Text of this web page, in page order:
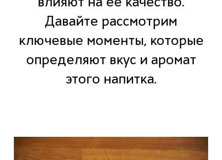
Давайте рассмотрим
ключевые моменты, которые
определяют вкус и аромат
этого напитка.